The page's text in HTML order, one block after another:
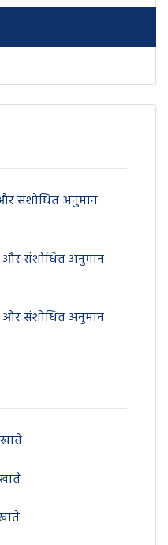
संशोधित अनुमान
संशोधित अनुमान
संशोधित अनुमान